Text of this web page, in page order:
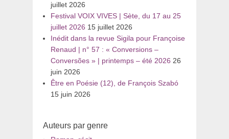
juillet 2026
Festival VOIX VIVES | Sète, du 17 au 25
juillet 2026 15 juillet 2026
Inédit dans la revue Sigila pour Françoise
Renaud | n° 57 : « Conversions –
Conversões » | printemps – été 2026 26
juin 2026
Être en Poésie (12), de François Szabó
15 juin 2026
Auteurs par genre